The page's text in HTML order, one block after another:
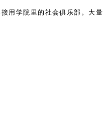
用学院里的社会俱乐部。大量